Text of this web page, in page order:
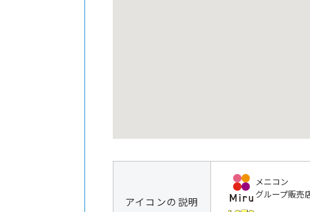
アイコンの説明
メニコン
グループ販売